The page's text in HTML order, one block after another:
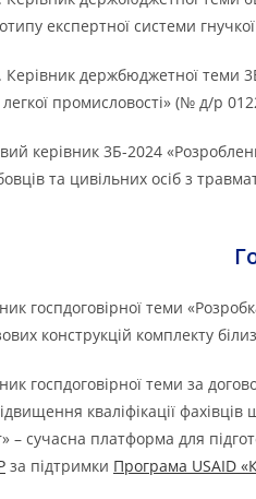
експертної системи
держбюджетної теми
промисловості» (№ д/р
керівник 3Б-2024
та цивільних осіб з
госпдоговірної теми
конструкцій комплекту
госпдоговірної теми за
кваліфікації
– сучасна платформа для
за підтримки Програма USAID